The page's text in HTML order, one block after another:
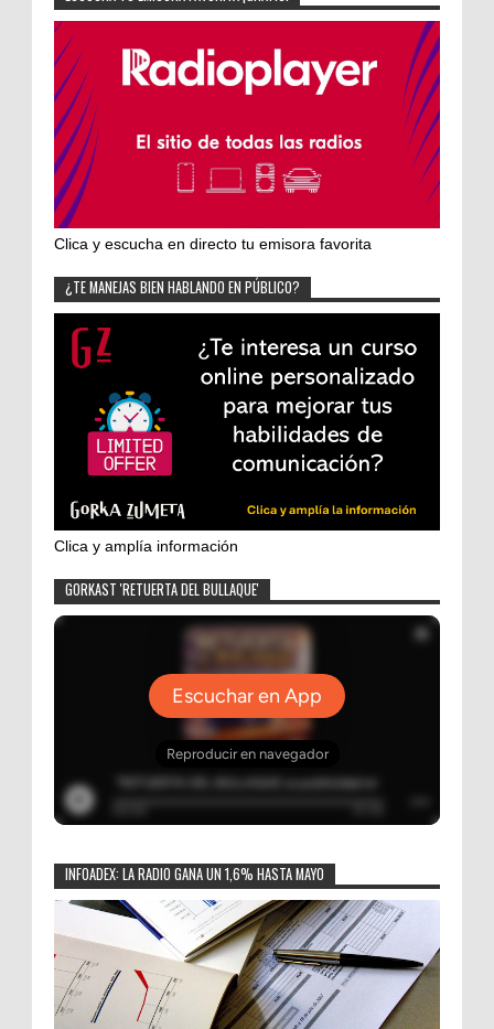
Clica y escucha en directo tu emisora favorita
¿TE MANEJAS BIEN HABLANDO EN PÚBLICO?
Clica y amplía información
GORKAST 'RETUERTA DEL BULLAQUE'
INFOADEX: LA RADIO GANA UN 1,6% HASTA MAYO